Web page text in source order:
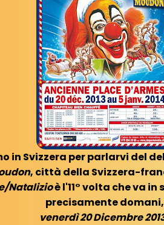
in Svizzera per parlarvi del
, città della Svizzera-
Natalizioè l'11° volta che va
precisamente domani,
venerdì 20 Dicembre